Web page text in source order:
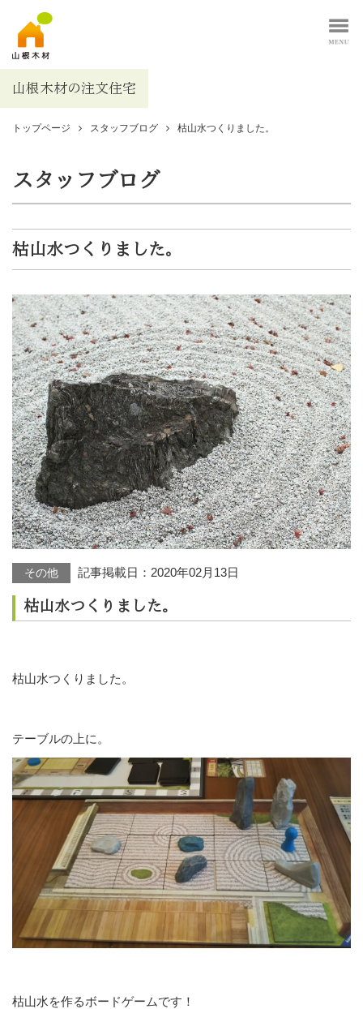
山根木材の注文住宅
トップページ スタッフブログ 枯山水つくりました。
スタッフブログ
枯山水つくりました。
その他 記事掲載日： 2020年02月13日
枯山水つくりました。
枯山水つくりました。
テーブルの上に。
枯山水を作るボードゲームです！